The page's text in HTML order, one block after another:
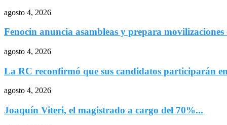
agosto 4, 2026
Fenocin anuncia asambleas y prepara movilizaciones
agosto 4, 2026
La RC reconfirmó que sus candidatos participarán
agosto 4, 2026
Joaquín Viteri, el magistrado a cargo del 70%...